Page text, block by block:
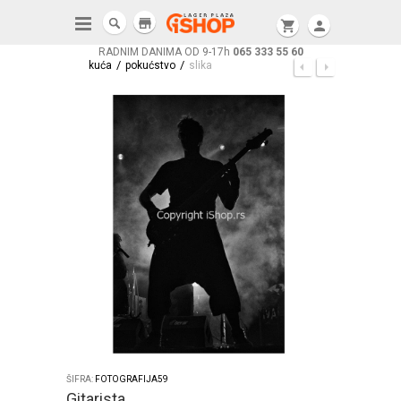
RADNIM DANIMA OD 9-17h 065 333 55 60
shopping_cart person
store
kuća / pokućstvo / slika
ŠIFRA: FOTOGRAFIJA59